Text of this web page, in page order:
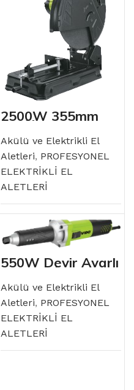
2500W 355mm
Profil Kesme
Akülü ve Elektrikli El
Aletleri, PROFESYONEL
ELEKTRİKLİ EL
ALETLERİ
550W Devir Ayarlı
Uzun Kalıpçı
Taşlama
Akülü ve Elektrikli El
Aletleri, PROFESYONEL
ELEKTRİKLİ EL
ALETLERİ